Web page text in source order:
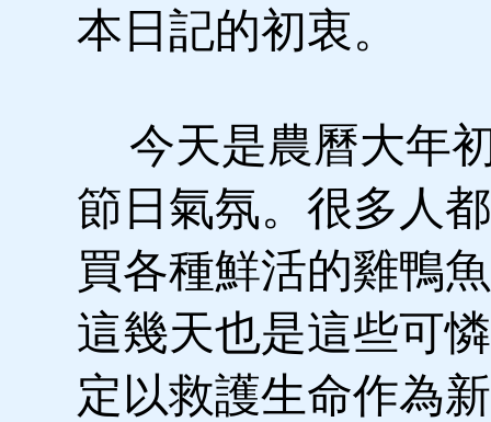
本日記的初衷。
今天是農曆大年
節日氣氛。很多人
買各種鮮活的雞鴨
這幾天也是這些可
定以救護生命作為